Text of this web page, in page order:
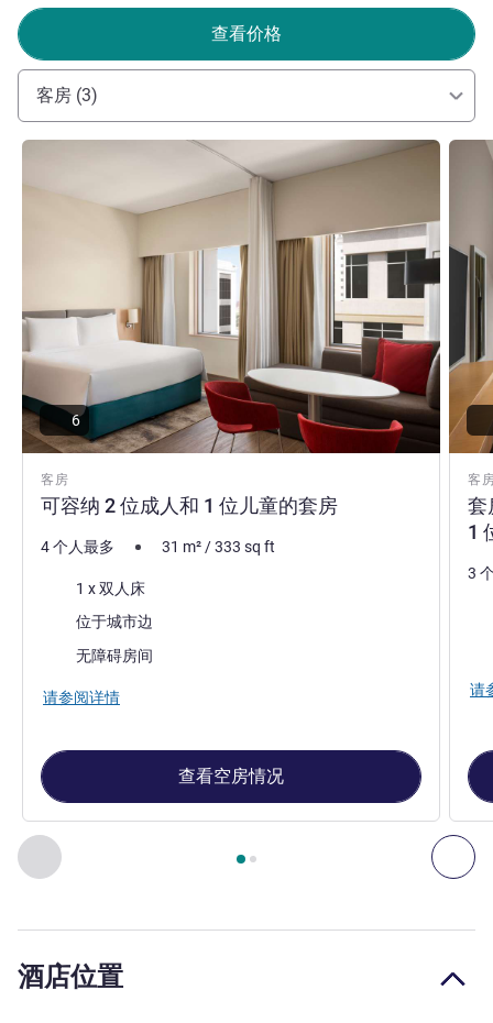
我们的酒店拥有设施齐全的家庭套房，坐落在城市中心位
置，毗邻阿联酋购物中心（迪拜超大购物中心之一），是您
首选的下榻之处。
Ghaith Dalati 酒店管理
查看价格
客房 (3)
上一个 - 客房 下
第 页，共 , 客房 1 : 可容纳 2 位成人和 1 位儿童的套
客房
可容纳 2 位成人和 1 位儿童的套房
请参阅详情
6
4 个人最多 31 m²/333 sq ft
床上用品1 x 双人床
位于城市边
无障碍房间
请参阅详情
查看空房情况
客
套
1
请参
3
请
酒店位置